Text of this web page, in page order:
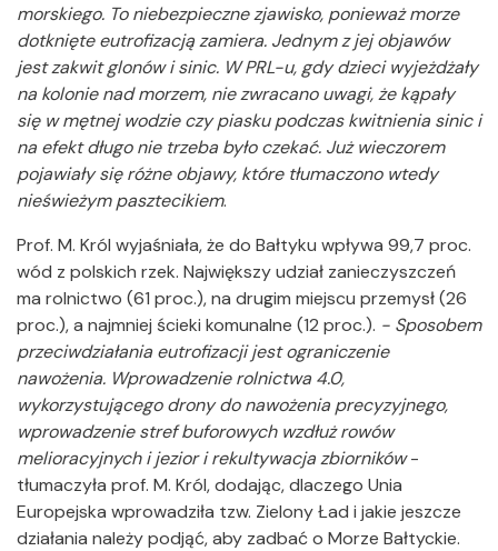
morskiego. To niebezpieczne zjawisko, ponieważ morze
dotknięte eutrofizacją zamiera. Jednym z jej objawów
jest zakwit glonów i sinic. W PRL-u, gdy dzieci wyjeżdżały
na kolonie nad morzem, nie zwracano uwagi, że kąpały
się w mętnej wodzie czy piasku podczas kwitnienia sinic i
na efekt długo nie trzeba było czekać. Już wieczorem
pojawiały się różne objawy, które tłumaczono wtedy
nieświeżym pasztecikiem.
Prof. M. Król wyjaśniała, że do Bałtyku wpływa 99,7 proc.
wód z polskich rzek. Największy udział zanieczyszczeń
ma rolnictwo (61 proc.), na drugim miejscu przemysł (26
proc.), a najmniej ścieki komunalne (12 proc.). - Sposobem
przeciwdziałania eutrofizacji jest ograniczenie
nawożenia. Wprowadzenie rolnictwa 4.0,
wykorzystującego drony do nawożenia precyzyjnego,
wprowadzenie stref buforowych wzdłuż rowów
melioracyjnych i jezior i rekultywacja zbiorników-
tłumaczyła prof. M. Król, dodając, dlaczego Unia
Europejska wprowadziła tzw. Zielony Ład i jakie jeszcze
działania należy podjąć, aby zadbać o Morze Bałtyckie.